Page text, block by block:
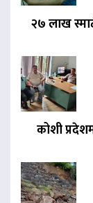
२७ लाख
कोशी